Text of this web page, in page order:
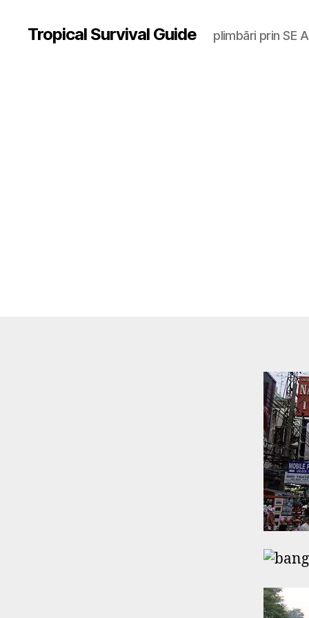
Tropical Survival Guide plimbări prin SE